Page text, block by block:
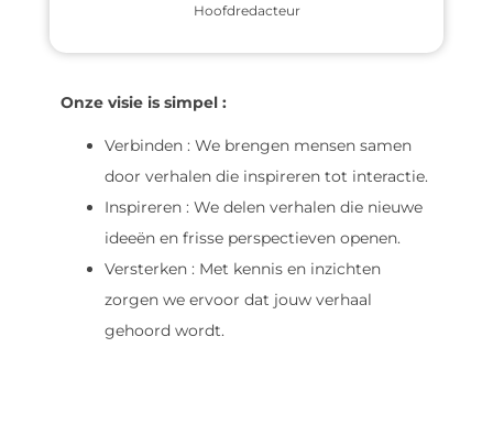
Onze visie is simpel :
Verbinden : We brengen mensen samen
door verhalen die inspireren tot interactie.
Inspireren : We delen verhalen die nieuwe
ideeën en frisse perspectieven openen.
Versterken : Met kennis en inzichten
zorgen we ervoor dat jouw verhaal
gehoord wordt.
Hoofdredacteur